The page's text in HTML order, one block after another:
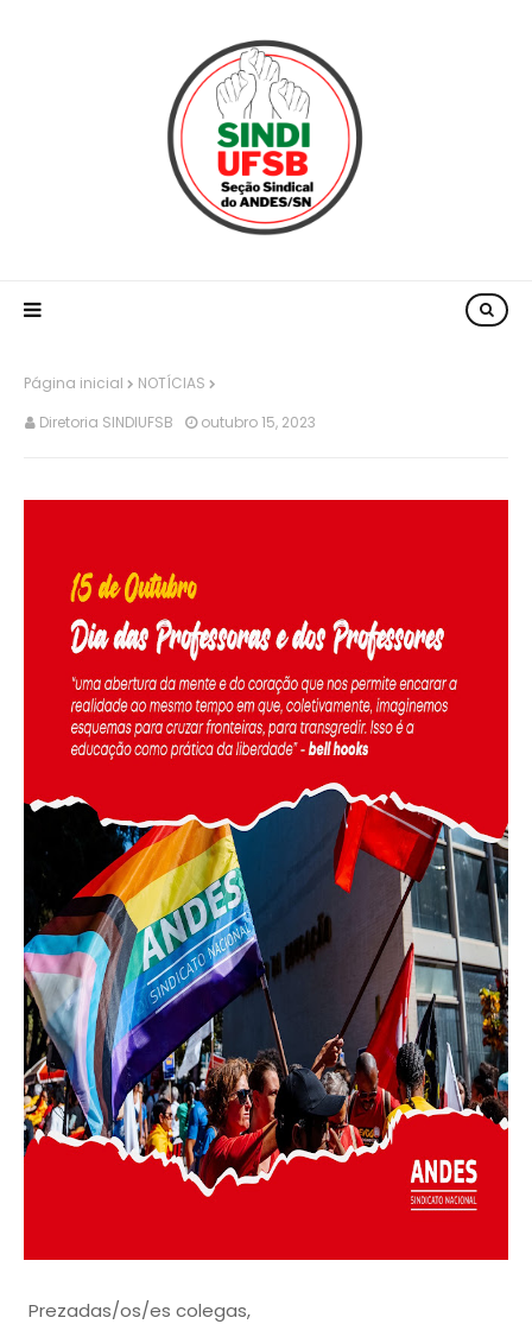
Página inicial
NOTÍCIAS
Diretoria SINDIUFSB
outubro 15, 2023
Prezadas/os/es colegas,